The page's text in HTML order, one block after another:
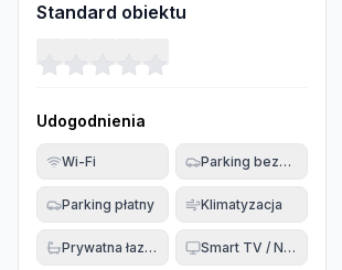
Standard obiektu
Udogodnienia
Wi-Fi Parking bezpłatny
Parking płatny Klimatyzacja
Prywatna łazienka Smart TV / Netflix